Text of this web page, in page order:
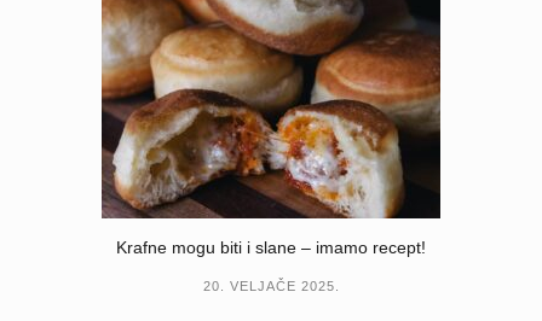
Krafne mogu biti i slane – imamo recept!
20. VELJAČE 2025.